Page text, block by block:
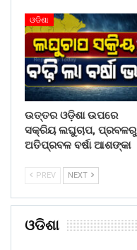
ଓଡିଶା
ଉତ୍ତର ଓଡ଼ିଶା ଉପରେ
ସକ୍ରିୟ ଲଘୁଚାପ, ପ୍ରବଳରୁ
ଅତିପ୍ରବଳ ବର୍ଷା ଆଶଙ୍କା
PREV NEXT
ଓଡିଶା